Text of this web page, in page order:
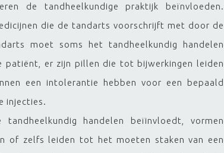
de tandheelkundige praktijk beïnvloeden.
die de tandarts voorschrijft met door de
moet soms het tandheelkundig handelen
patiënt, er zijn pillen die tot bijwerkingen leiden
een intolerantie hebben voor een bepaald
injecties.
handelen beïinvloedt, vormen
of zelfs leiden tot het moeten staken van een